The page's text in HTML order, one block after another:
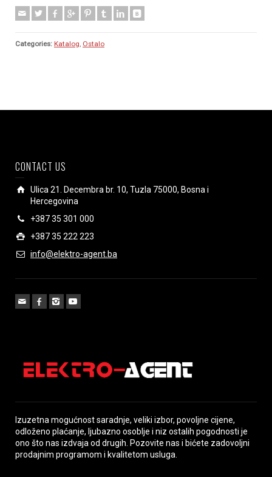
Categories: Katalog Ostalo
CONTACT US
Ulica 21. Decembra br. 10, Tuzla 75000, Bosna i
Hercegovina
+387 35 301 000
+387 35 222 223
info@elektro-agent.ba
Izuzetna mogućnost saradnje, veliki izbor, povoljne cijene,
odloženo plaćanje, ljubazno osoblje i niz ostalih pogodnosti je
ono što nas izdvaja od drugih. Pozovite nas i bićete zadovoljni
prodajnim programom i kvalitetom usluga.